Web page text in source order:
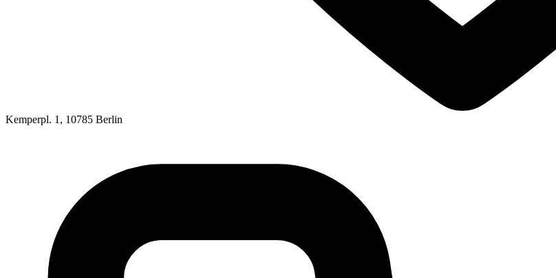
Kemperpl. 1, 10785 Berlin